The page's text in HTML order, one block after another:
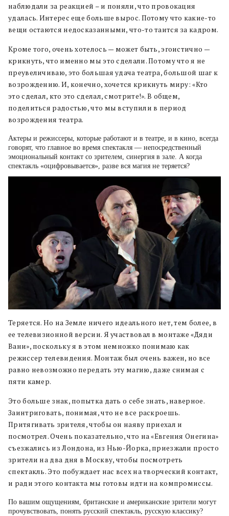
наблюдали за реакцией – и поняли, что провокация
удалась. Интерес еще больше вырос. Потому что какие-то
вещи остаются недосказанными, что-то таится за кадром.
Кроме того, очень хотелось — может быть, эгоистично —
крикнуть, что именно мы это сделали. Потому что я не
преувеличиваю, это большая удача театра, большой шаг к
возрождению. И, конечно, хочется крикнуть миру: «Кто
это сделал, кто это сделал, смотрите!». В общем,
поделиться радостью, что мы вступили в период
возрождения театра.
Актеры и режиссеры, которые работают и в театре, и в кино, всегда
говорят, что главное во время спектакля — непосредственный
эмоциональный контакт со зрителем, синергия в зале. А когда
спектакль «оцифровывается», разве вся магия не теряется?
Теряется. Но на Земле ничего идеального нет, тем более, в
ее телевизионной версии. Я участвовал в монтаже «Дяди
Вани», поскольку я в этом немножко понимаю как
режиссер телевидения. Монтаж был очень важен, но все
равно невозможно передать эту магию, даже снимая с
пяти камер.
Это больше знак, попытка дать о себе знать, наверное.
Заинтриговать, понимая, что не все раскроешь.
Притягивать зрителя, чтобы он наяву приехал и
посмотрел. Очень показательно, что на «Евгения Онегина»
съезжались из Лондона, из Нью-Йорка, приезжали просто
зрители на два дня в Москву, чтобы посмотреть
спектакль. Это побуждает нас всех на творческий контакт,
и ради этого контакта мы готовы идти на компромиссы.
По вашим ощущениям, британские и американские зрители могут
прочувствовать, понять русский спектакль, русскую классику?